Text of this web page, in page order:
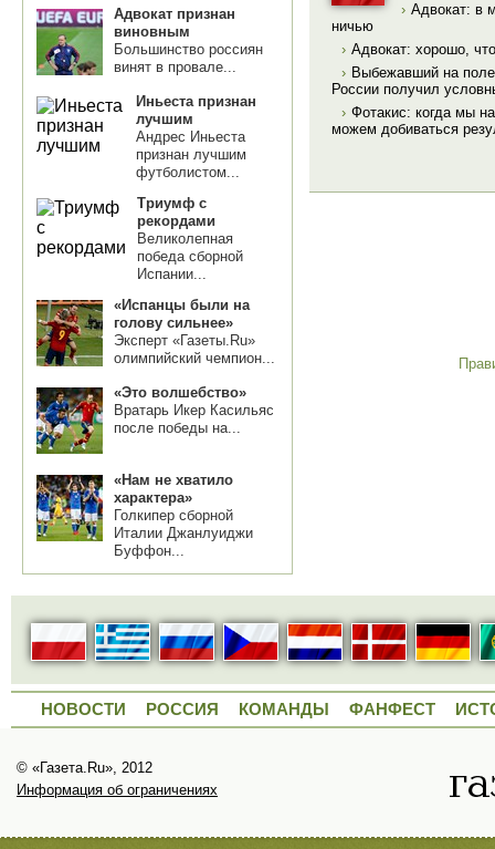
Адвокат признан
виновным
Большинство россиян
винят в провале...
Иньеста признан
лучшим
Андрес Иньеста
признан лучшим
футболистом...
Триумф с
рекордами
Великолепная
победа сборной
Испании...
«Испанцы были на
голову сильнее»
Эксперт «Газеты.Ru»
олимпийский чемпион...
«Это волшебство»
Вратарь Икер Касильяс
после победы на...
«Нам не хватило
характера»
Голкипер сборной
Италии Джанлуиджи
Буффон...
› Адвокат: в
ничью
› Адвокат: хорошо,
› Выбежавший на
России получил
› Фотакис: когда мы
можем добиваться
НОВОСТИ РОССИЯ КОМАНДЫ ФАНФЕСТ
© «Газета.Ru», 2012
Информация об ограничениях